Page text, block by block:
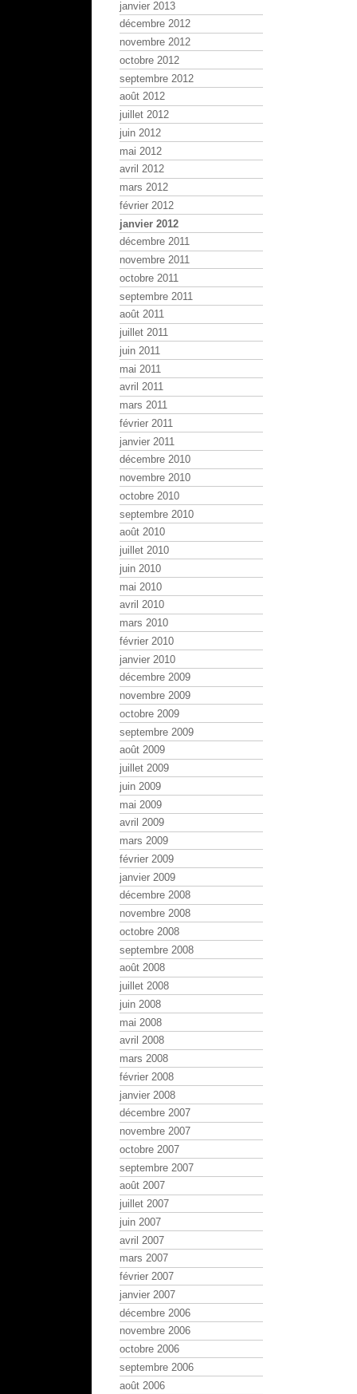
janvier 2013
décembre 2012
novembre 2012
octobre 2012
septembre 2012
août 2012
juillet 2012
juin 2012
mai 2012
avril 2012
mars 2012
février 2012
janvier 2012
décembre 2011
novembre 2011
octobre 2011
septembre 2011
août 2011
juillet 2011
juin 2011
mai 2011
avril 2011
mars 2011
février 2011
janvier 2011
décembre 2010
novembre 2010
octobre 2010
septembre 2010
août 2010
juillet 2010
juin 2010
mai 2010
avril 2010
mars 2010
février 2010
janvier 2010
décembre 2009
novembre 2009
octobre 2009
septembre 2009
août 2009
juillet 2009
juin 2009
mai 2009
avril 2009
mars 2009
février 2009
janvier 2009
décembre 2008
novembre 2008
octobre 2008
septembre 2008
août 2008
juillet 2008
juin 2008
mai 2008
avril 2008
mars 2008
février 2008
janvier 2008
décembre 2007
novembre 2007
octobre 2007
septembre 2007
août 2007
juillet 2007
juin 2007
avril 2007
mars 2007
février 2007
janvier 2007
décembre 2006
novembre 2006
octobre 2006
septembre 2006
août 2006